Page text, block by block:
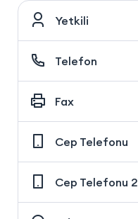
Yetkili
Telefon
Fax
Cep Telefonu
Cep Telefonu 2